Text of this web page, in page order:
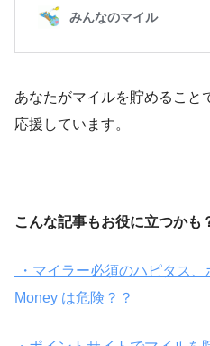
あなたがマイルを貯めること
応援しています。
こんな記事もお役に立つかも
・マイラー必須のハピタス
Money は危険？？